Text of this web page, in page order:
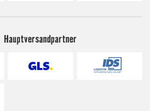
Hauptversandpartner